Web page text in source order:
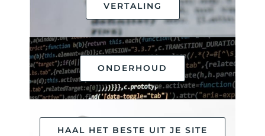
VERTALING
ONDERHOUD
HAAL HET BESTE UIT JE SITE